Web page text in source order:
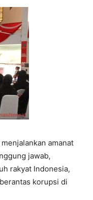
amanat
jawab,
rakyat Indonesia,
korupsi di